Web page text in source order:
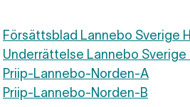
Försättsblad Lannebo Sverige
Underrättelse Lannebo Sverige
Priip-Lannebo-Norden-A
Priip-Lannebo-Norden-B